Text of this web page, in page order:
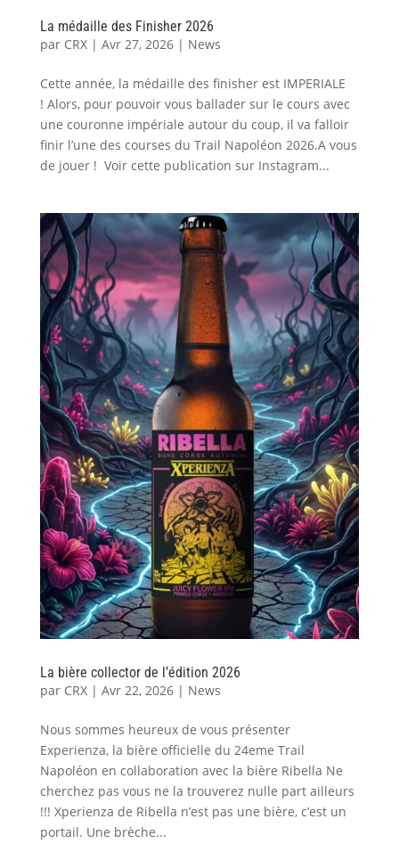
La médaille des Finisher 2026
par CRX| Avr 27, 2026| News
Cette année, la médaille des finisher est IMPERIALE
! Alors, pour pouvoir vous ballader sur le cours avec
une couronne impériale autour du coup, il va falloir
finir l’une des courses du Trail Napoléon 2026.A vous
de jouer ! Voir cette publication sur Instagram...
La bière collector de l’édition 2026
par CRX| Avr 22, 2026| News
Nous sommes heureux de vous présenter
Experienza, la bière officielle du 24eme Trail
Napoléon en collaboration avec la bière Ribella Ne
cherchez pas vous ne la trouverez nulle part ailleurs
!!! Xperienza de Ribella n’est pas une bière, c’est un
portail. Une brèche...